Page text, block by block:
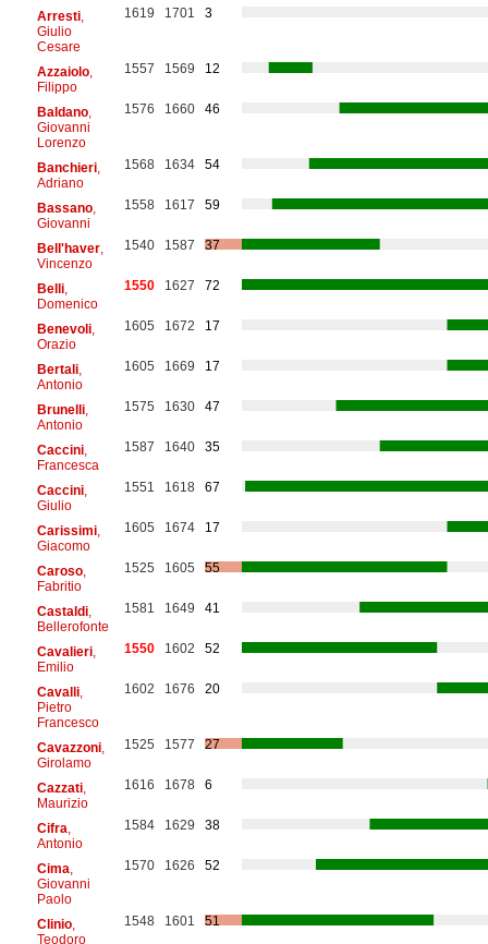
Arresti,
Giulio
Cesare
1619 1701 3
Azzaiolo,
Filippo
1557 1569 12
Baldano,
Giovanni
Lorenzo
1576 1660 46
Banchieri,
Adriano
1568 1634 54
Bassano,
Giovanni
1558 1617 59
Bell'haver,
Vincenzo
1540 1587 37
Belli,
Domenico
1550 1627 72
Benevoli,
Orazio
1605 1672 17
Bertali,
Antonio
1605 1669 17
Brunelli,
Antonio
1575 1630 47
Caccini,
Francesca
1587 1640 35
Caccini,
Giulio
1551 1618 67
Carissimi,
Giacomo
1605 1674 17
Caroso,
Fabritio
1525 1605 55
Castaldi,
Bellerofonte
1581 1649 41
Cavalieri,
Emilio
1550 1602 52
Cavalli,
Pietro
Francesco
1602 1676 20
Cavazzoni,
Girolamo
1525 1577 27
Cazzati,
Maurizio
1616 1678 6
Cifra
Antonio
1584 1629 38
Cima
Giovanni
Paolo
1570 1626 52
Clinio,
Teodoro
1548 1601 51